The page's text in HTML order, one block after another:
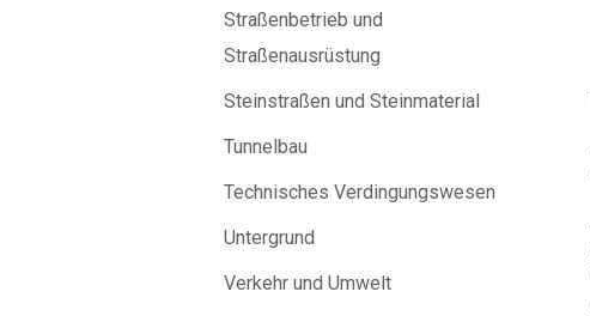
Straßenbetrieb und
Straßenausrüstung
Steinstraßen und Steinmaterial
Tunnelbau
Technisches Verdingungswesen
Untergrund
Verkehr und Umwelt